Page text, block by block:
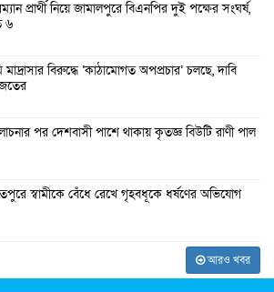
প্রার্থী নিয়ে জামালপুরে বিএনপির দুই পক্ষের সংঘর্ষ,
৬
বিরুদ্ধে ‘কাঠামোগত অপপ্রচার’ চলছে, দাবি
পর দেশবাসী পাশে থাকায় কৃতজ্ঞ বিউটি রাণী পাল
স্বামীকে বেঁধে রেখে গৃহবধূকে ধর্ষণের অভিযোগ
আরও খবর